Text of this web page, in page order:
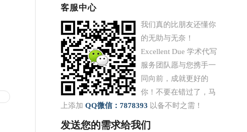
客服中心
我们真的比朋友还懂你
的无助与无奈！
Excellent Due 学术代写
服务团队愿与您携手一
同向前，成就更好的
你！不要在错过了，马
上添加 QQ微信：7878393 以备不时之需！
发送您的需求给我们